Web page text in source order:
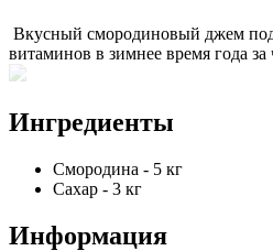
Вкусный смородиновый джем
витаминов в зимнее время года
Ингредиенты
Смородина - 5 кг
Сахар - 3 кг
Информация